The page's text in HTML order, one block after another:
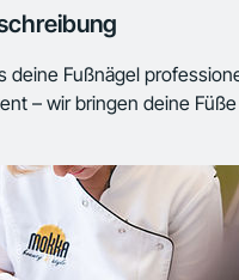
.
deine Fußnägel
– wir bringen deine